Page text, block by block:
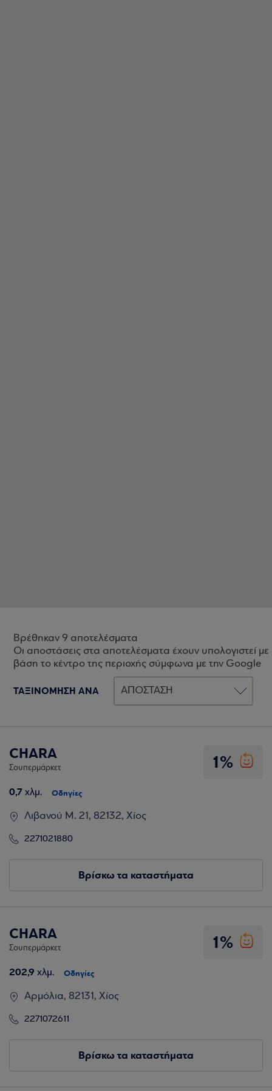
Βρέθηκαν 9 αποτελέσματα
Οι αποστάσεις στα αποτελέσματα έχουν υπολογιστεί με
βάση το κέντρο της περιοχής σύμφωνα με την Google
ΤΑΞΙΝΟΜΗΣΗ ΑΝΑ
CHARA
Σουπερμάρκετ
0,7 χλμ. Οδηγίες
1%
Λιβανού Μ. 21, 82132, Χίος
2271021880
Βρίσκω τα καταστήματα
CHARA
Σουπερμάρκετ
202,9 χλμ. Οδηγίες
1%
Αρμόλια, 82131, Χίος
2271072611
Βρίσκω τα καταστήματα